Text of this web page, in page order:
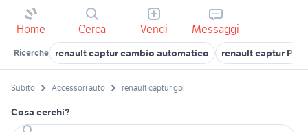
Home Cerca Vendi Messaggi
Ricerche renault captur cambio automatico renault captur
Subito Accessori auto renault captur gpl
Cosa cerchi?